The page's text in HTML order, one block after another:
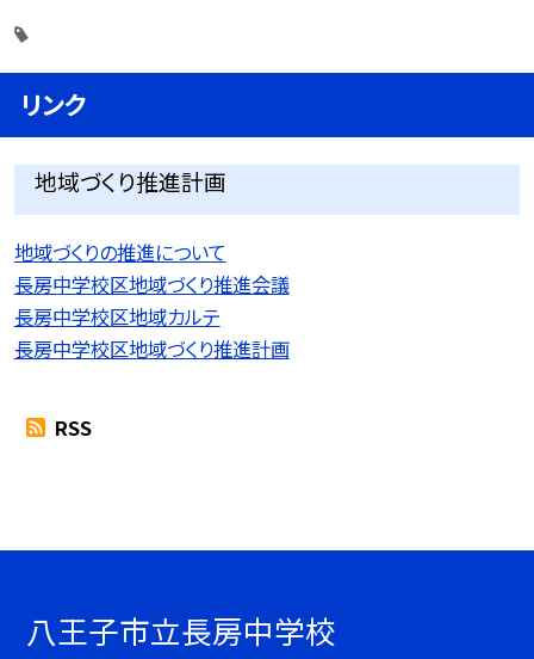
リンク
地域づくり推進計画
地域づくりの推進について
長房中学校区地域づくり推進会議
長房中学校区地域カルテ
長房中学校区地域づくり推進計画
RSS
八王子市立長房中学校